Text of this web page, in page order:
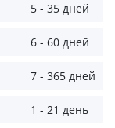
5 - 35 дней
6 - 60 дней
7 - 365 дней
1 - 21 день